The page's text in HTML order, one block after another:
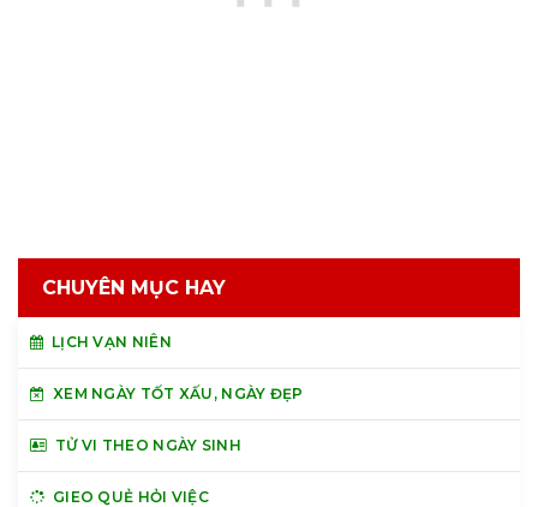
CHUYÊN MỤC HAY
LỊCH VẠN NIÊN
XEM NGÀY TỐT XẤU, NGÀY ĐẸP
TỬ VI THEO NGÀY SINH
GIEO QUẺ HỎI VIỆC